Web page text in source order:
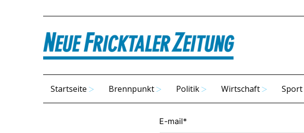
Startseite Brennpunkt Politik Wirtschaft Sport
E-mail*